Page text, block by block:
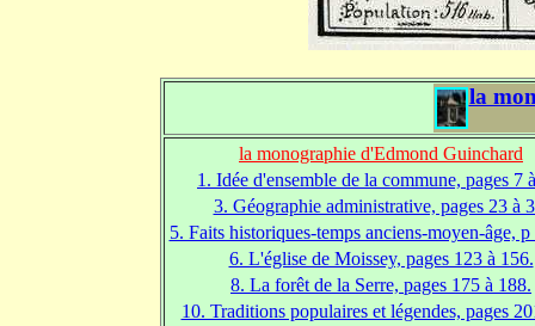
la
la monographie d'Edmond Guinchard
1. Idée d'ensemble de la commune, pages 7
3. Géographie administrative, pages 23 à
5. Faits historiques-temps anciens-moyen-âge,
6. L'église de Moissey, pages 123 à 156.
8. La forêt de la Serre, pages 175 à 188.
10. Traditions populaires et légendes, pages